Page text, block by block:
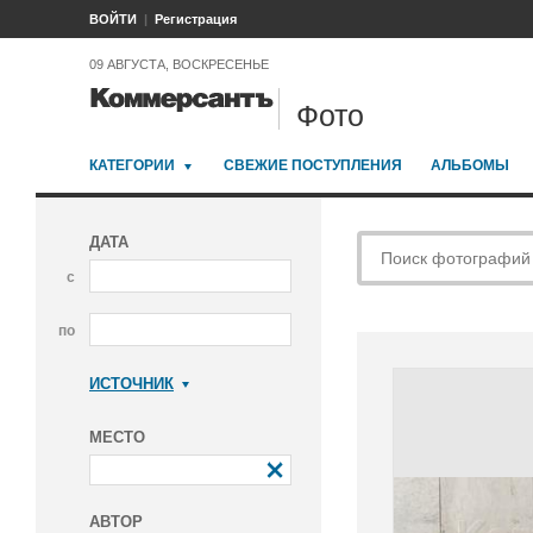
ВОЙТИ Регистрация
09 АВГУСТА, ВОСКРЕСЕНЬЕ
Фото
КАТЕГОРИИ СВЕЖИЕ ПОСТУПЛЕНИЯ АЛЬБОМЫ
ДАТА
с
по
ИСТОЧНИК
МЕСТО
АВТОР